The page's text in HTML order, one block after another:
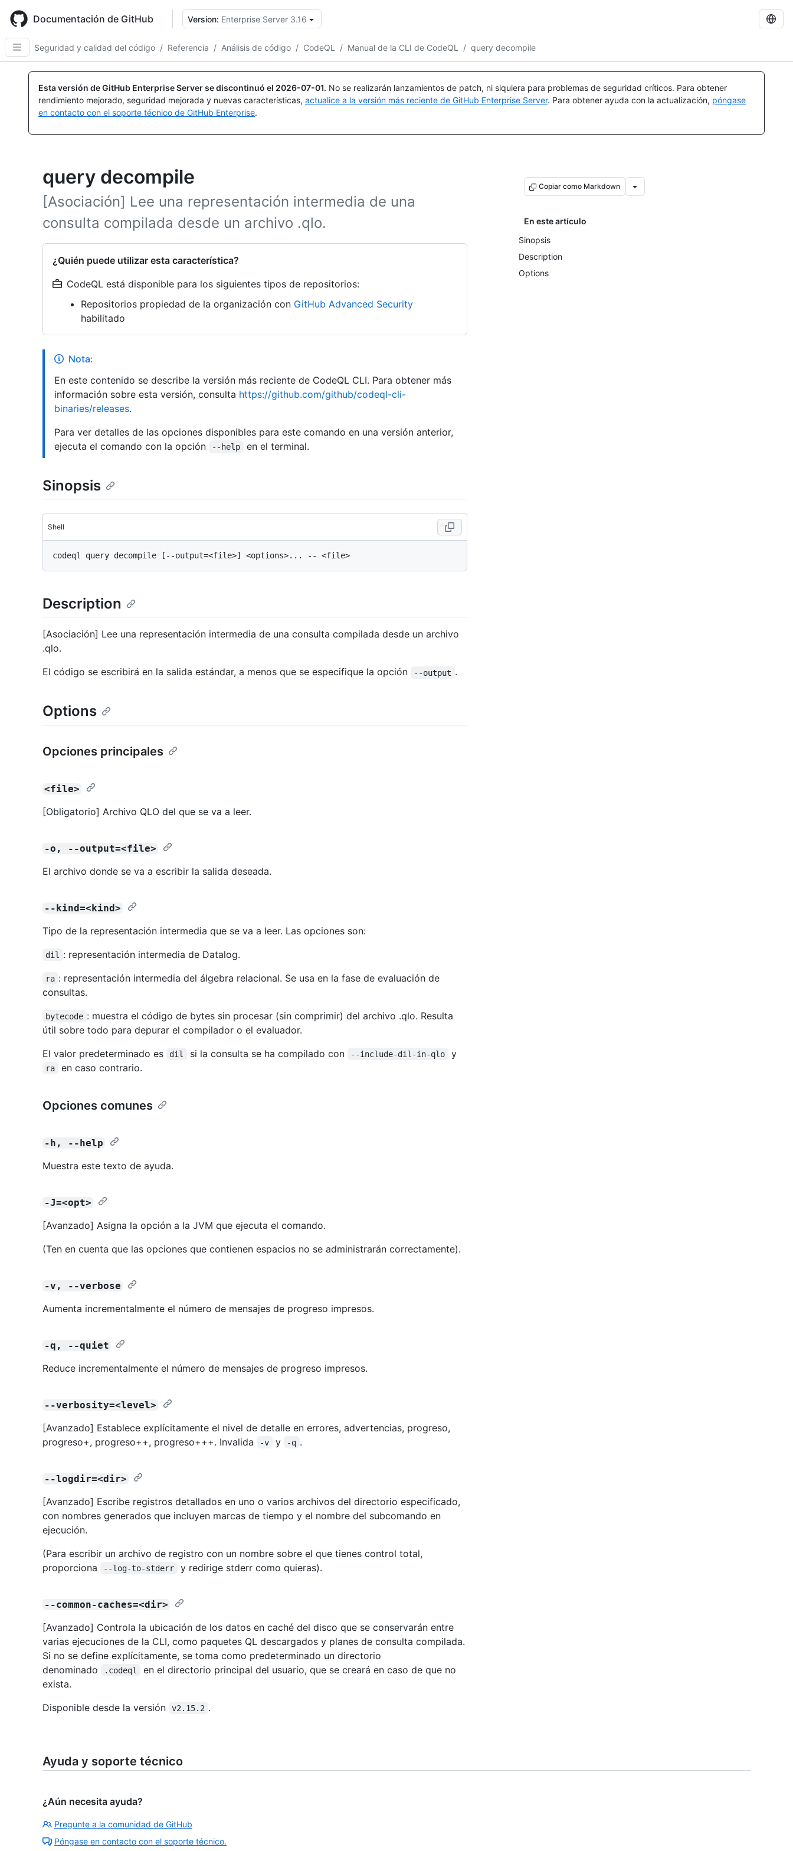
main
content
Documentación de GitHub Version: Enterprise Server 3.16
Seguridad y calidad del código / Referencia / Análisis de código / CodeQL / Manual de la CLI de CodeQL / query decompile
Esta versión de GitHub Enterprise Server se discontinuó el 2026-07-01. No se realizarán lanzamientos de patch, ni siquiera para problemas de seguridad críticos. Para obtener
rendimiento mejorado, seguridad mejorada y nuevas características, actualice a la versión más reciente de GitHub Enterprise Server. Para obtener ayuda con la actualización, póngase
en contacto con el soporte técnico de GitHub Enterprise.
query decompile
[Asociación] Lee una representación intermedia de una
consulta compilada desde un archivo .qlo.
¿Quién puede utilizar esta característica?
CodeQL está disponible para los siguientes tipos de repositorios:
Repositorios propiedad de la organización con GitHub Advanced Security
habilitado
Copiar como Markdown
En este artículo
Sinopsis
Description
Options
Nota:
En este contenido se describe la versión más reciente de CodeQL CLI. Para obtener más
información sobre esta versión, consulta https://github.com/github/codeql-cli-
binaries/releases.
Para ver detalles de las opciones disponibles para este comando en una versión anterior,
ejecuta el comando con la opción
--help en el terminal.
Sinopsis
Shell
Description
[Asociación] Lee una representación intermedia de una consulta compilada desde un archivo
.qlo.
El código se escribirá en la salida estándar, a menos que se especifique la opción
--output .
Options
Opciones principales
<file>
[Obligatorio] Archivo QLO del que se va a leer.
-o, --output=<file>
El archivo donde se va a escribir la salida deseada.
--kind=<kind>
Tipo de la representación intermedia que se va a leer. Las opciones son:
dil : representación intermedia de Datalog.
ra : representación intermedia del álgebra relacional. Se usa en la fase de evaluación de
consultas.
bytecode : muestra el código de bytes sin procesar (sin comprimir) del archivo .qlo. Resulta
útil sobre todo para depurar el compilador o el evaluador.
El valor predeterminado es
dil si la consulta se ha compilado con --include-dil-in-qlo y
ra en caso contrario.
Opciones comunes
-h, --help
Muestra este texto de ayuda.
-J=<opt>
[Avanzado] Asigna la opción a la JVM que ejecuta el comando.
(Ten en cuenta que las opciones que contienen espacios no se administrarán correctamente).
-v, --verbose
Aumenta incrementalmente el número de mensajes de progreso impresos.
-q, --quiet
Reduce incrementalmente el número de mensajes de progreso impresos.
--verbosity=<level>
[Avanzado] Establece explícitamente el nivel de detalle en errores, advertencias, progreso,
progreso+, progreso++, progreso+++. Invalida
-v y -q .
--logdir=<dir>
[Avanzado] Escribe registros detallados en uno o varios archivos del directorio especificado,
con nombres generados que incluyen marcas de tiempo y el nombre del subcomando en
ejecución.
(Para escribir un archivo de registro con un nombre sobre el que tienes control total,
proporciona
--log-to-stderr y redirige stderr como quieras).
--common-caches=<dir>
[Avanzado] Controla la ubicación de los datos en caché del disco que se conservarán entre
varias ejecuciones de la CLI, como paquetes QL descargados y planes de consulta compilada.
Si no se define explícitamente, se toma como predeterminado un directorio
denominado
.codeql
en el directorio principal del usuario, que se creará en caso de que no
exista.
Disponible desde la versión
v2.15.2 .
Ayuda y soporte técnico
¿Aún necesita ayuda?
Pregunte a la comunidad de GitHub
Póngase en contacto con el soporte técnico.